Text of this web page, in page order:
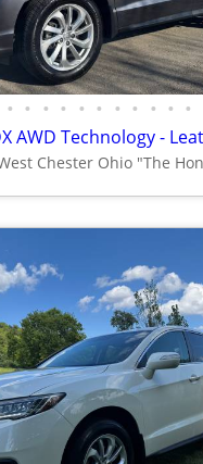
• • • • • • • • • • •